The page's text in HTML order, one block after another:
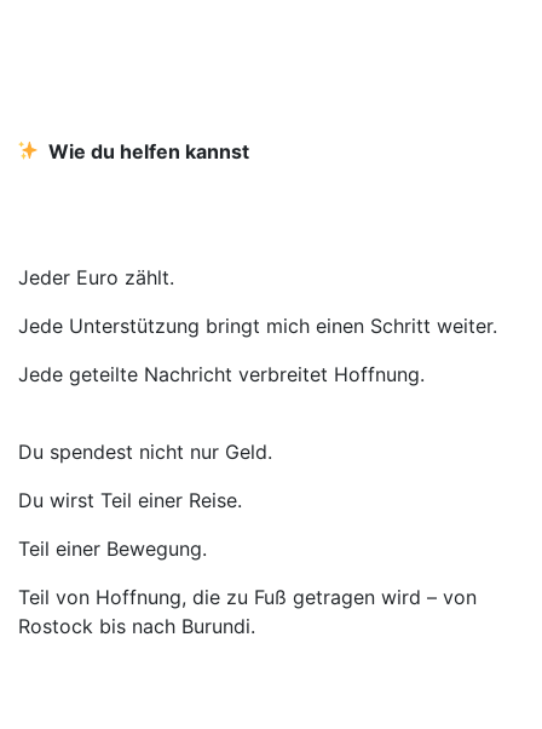
Wie du helfen kannst
Jeder Euro zählt.
Jede Unterstützung bringt mich einen Schritt weiter.
Jede geteilte Nachricht verbreitet Hoffnung.
Du spendest nicht nur Geld.
Du wirst Teil einer Reise.
Teil einer Bewegung.
Teil von Hoffnung, die zu Fuß getragen wird – von
Rostock bis nach Burundi.